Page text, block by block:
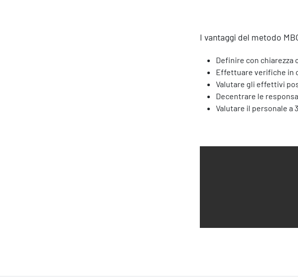
I vantaggi del metodo
Definire con
Effettuare verifiche in
Valutare gli effettivi
Decentrare le
Valutare il personale a